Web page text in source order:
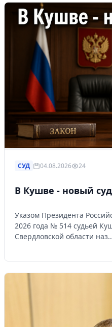
СУД 04.08.2026 24
В Кушве - новый
Указом Президента
2026 года № 514 судьей
Свердловской области